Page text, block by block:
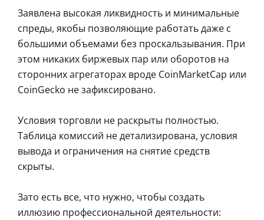
Заявлена высокая ликвидность и минимальные
спреды, якобы позволяющие работать даже с
большими объемами без проскальзывания. При
этом никаких биржевых пар или оборотов на
сторонних агрегаторах вроде CoinMarketCap или
CoinGecko не зафиксировано.
Условия торговли не раскрыты полностью.
Таблица комиссий не детализирована, условия
вывода и ограничения на снятие средств
скрыты.
Зато есть все, что нужно, чтобы создать
иллюзию профессиональной деятельности: